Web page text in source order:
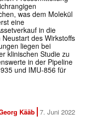
was dem Molekül
eine
in die
des Wirkstoffs
liegen bei
klinischen Studie zu
in der Pipeline
und IMU-856 für
Kääb 7. Juni 2022